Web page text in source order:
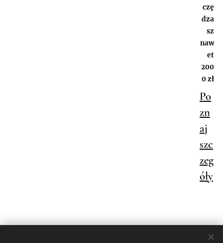
czę
dza
sz
naw
et
200
0 zł
Po
zn
aj
szc
zeg
óły